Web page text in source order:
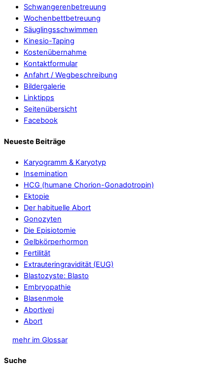
Schwangerenbetreuung
Wochenbettbetreuung
Säuglingsschwimmen
Kinesio-Taping
Kostenübernahme
Kontaktformular
Anfahrt / Wegbeschreibung
Bildergalerie
Linktipps
Seitenübersicht
Facebook
Neueste Beiträge
Karyogramm & Karyotyp
Insemination
HCG (humane Chorion-Gonadotropin)
Ektopie
Der habituelle Abort
Gonozyten
Die Episiotomie
Gelbkörperhormon
Fertilität
Extrauteringravidität (EUG)
Blastozyste: Blasto
Embryopathie
Blasenmole
Abortivei
Abort
mehr im Glossar
Suche